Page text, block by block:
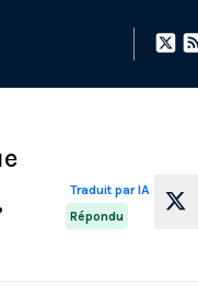
Traduit par IA
Répondu